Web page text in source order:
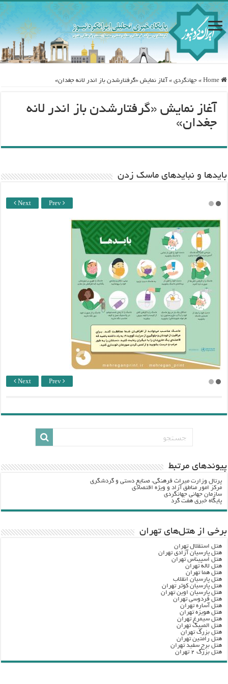
Home
» جهانگردی » آغاز نمایش «گرفتارشدن باز اندر لانه جغدان»
آغاز نمایش «گرفتارشدن باز اندر لانه
جغدان»
باید‌ها و نبایدهای ماسک زدن
Next Prev
Next Prev
پيوندهاي مرتبط
پرتال وزارت ميراث فرهنگي، صنایع دستی و گردشگري
مرکز امور مناطق آزاد و ویژه اقتصادی
سازمان جهانی جهانگردی
پایگاه خبری هفت گرد
برخی از هتل‌های تهران
هتل استقلال تهران
هتل پارسیان آزادی تهران
هتل اسپیناس تهران
هتل لاله تهران
هتل هما تهران
هتل پارسیان انقلاب
هتل پارسیان کوثر تهران
هتل پارسیان اوین تهران
هتل فردوسی تهران
هتل آساره تهران
هتل هویزه تهران
هتل سیمرغ تهران
هتل المپیک تهران
هتل بزرگ تهران
هتل رامتین تهران
هتل برج سفید تهران
هتل بزرگ ۲ تهران